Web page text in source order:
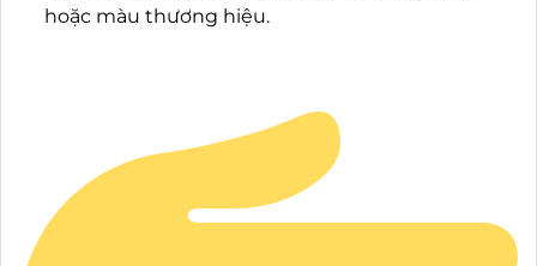
hoặc màu thương hiệu.